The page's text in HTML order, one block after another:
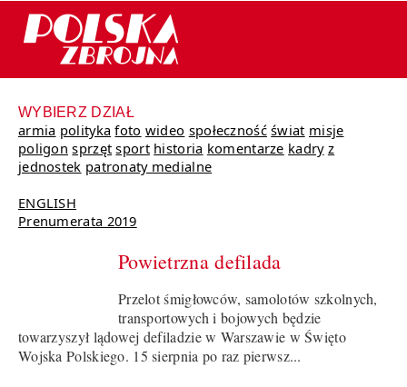
WYBIERZ DZIAŁ
armia polityka foto wideo społeczność świat misje
poligon sprzęt sport historia komentarze kadry z
jednostek patronaty medialne
ENGLISH
Prenumerata 2019
Powietrzna defilada
Przelot śmigłowców, samolotów szkolnych,
transportowych i bojowych będzie
towarzyszył lądowej defiladzie w Warszawie w Święto
Wojska Polskiego. 15 sierpnia po raz pierwsz...